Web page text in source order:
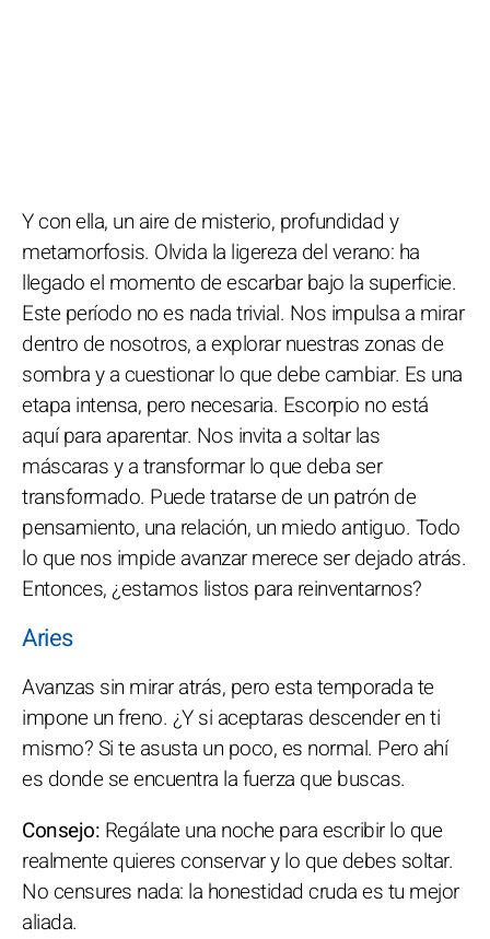
Y con ella, un aire de misterio, profundidad y
metamorfosis. Olvida la ligereza del verano: ha
llegado el momento de escarbar bajo la superficie.
Este período no es nada trivial. Nos impulsa a mirar
dentro de nosotros, a explorar nuestras zonas de
sombra y a cuestionar lo que debe cambiar. Es una
etapa intensa, pero necesaria. Escorpio no está
aquí para aparentar. Nos invita a soltar las
máscaras y a transformar lo que deba ser
transformado. Puede tratarse de un patrón de
pensamiento, una relación, un miedo antiguo. Todo
lo que nos impide avanzar merece ser dejado atrás.
Entonces, ¿estamos listos para reinventarnos?
Aries
Avanzas sin mirar atrás, pero esta temporada te
impone un freno. ¿Y si aceptaras descender en ti
mismo? Si te asusta un poco, es normal. Pero ahí
es donde se encuentra la fuerza que buscas.
Consejo: Regálate una noche para escribir lo que
realmente quieres conservar y lo que debes soltar.
No censures nada: la honestidad cruda es tu mejor
aliada.